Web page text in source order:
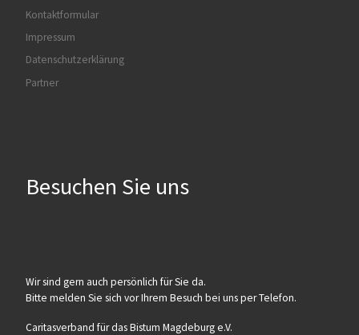
Kontaktformular
Impressum
Datenschutzerklärung
Partner
Besuchen Sie uns
Wir sind gern auch persönlich für Sie da.
Bitte melden Sie sich vor Ihrem Besuch bei uns per Telefon.
Caritasverband für das Bistum Magdeburg e.V.